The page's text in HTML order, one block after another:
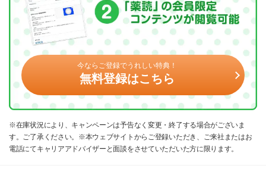
今ならご登録でうれしい特典！
無料登録はこちら
※在庫状況により、キャンペーンは予告なく変更・終了する場合がございま
す。ご了承ください。※本ウェブサイトからご登録いただき、ご来社またはお
電話にてキャリアアドバイザーと面談をさせていただいた方に限ります。